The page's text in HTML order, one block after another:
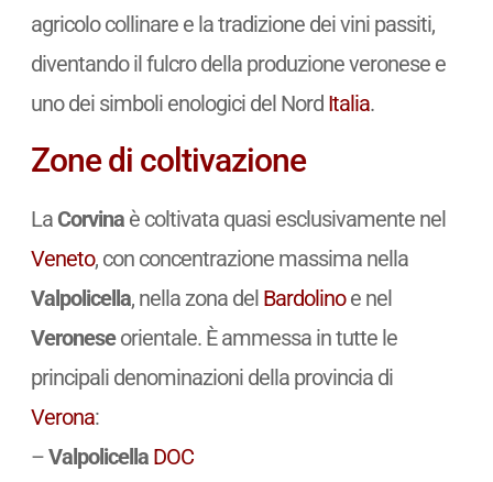
agricolo collinare e la tradizione dei vini passiti,
diventando il fulcro della produzione veronese e
uno dei simboli enologici del Nord Italia.
Zone di coltivazione
La Corvinaè coltivata quasi esclusivamente nel
Veneto, con concentrazione massima nella
Valpolicella, nella zona del Bardolinoe nel
Veroneseorientale. È ammessa in tutte le
principali denominazioni della provincia di
Verona:
–Valpolicella DOC